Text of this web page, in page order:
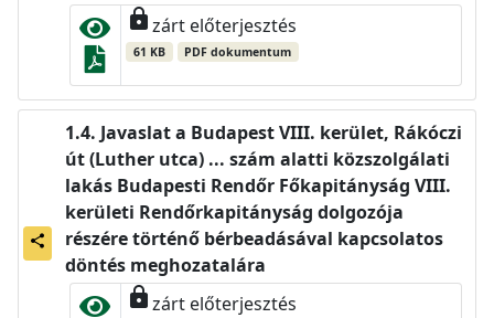
lockzárt előterjesztés
61 KB PDF dokumentum
share
Javaslat a Budapest VIII. kerület, Rákóczi
út (Luther utca) ... szám alatti közszolgálati
lakás Budapesti Rendőr Főkapitányság VIII.
kerületi Rendőrkapitányság dolgozója
részére történő bérbeadásával kapcsolatos
döntés meghozatalára
lockzárt előterjesztés